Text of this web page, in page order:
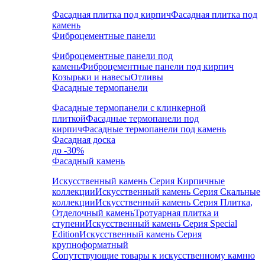
Фасадная плитка под кирпичФасадная плитка под
камень
Фиброцементные панели
Фиброцементные панели под
каменьФиброцементные панели под кирпич
Козырьки и навесыОтливы
Фасадные термопанели
Фасадные термопанели с клинкерной
плиткойФасадные термопанели под
кирпичФасадные термопанели под камень
Фасадная доска
до -30%
Фасадный камень
Искусственный камень Серия Кирпичные
коллекцииИскусственный камень Серия Скальные
коллекцииИскусственный камень Серия Плитка,
Отделочный каменьТротуарная плитка и
ступениИскусственный камень Серия Special
EditionИскусственный камень Серия
крупноформатный
Сопутствующие товары к искусственному камню